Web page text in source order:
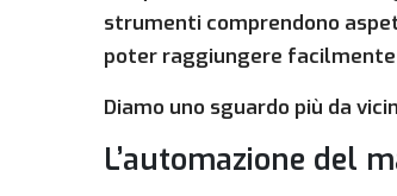
strumenti comprendono
poter raggiungere
Diamo uno sguardo più da
L’automazione del